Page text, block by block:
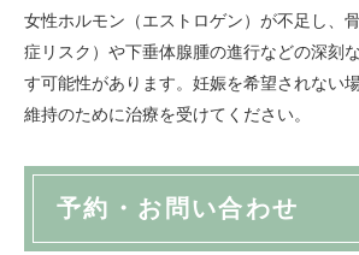
女性ホルモン（エストロゲン）が不足し、
症リスク）や下垂体腺腫の進行などの深刻
す可能性があります。妊娠を希望されない
維持のために治療を受けてください。
予約・お問い合わせ